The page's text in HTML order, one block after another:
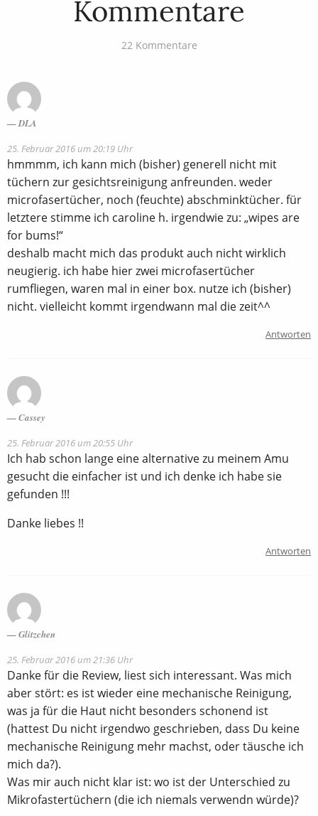
Kommentare
22 Kommentare
DLA
25. Februar 2016 um 20:19 Uhr
hmmmm, ich kann mich (bisher) generell nicht mit
tüchern zur gesichtsreinigung anfreunden. weder
microfasertücher, noch (feuchte) abschminktücher. für
letztere stimme ich caroline h. irgendwie zu: „wipes are
for bums!“
deshalb macht mich das produkt auch nicht wirklich
neugierig. ich habe hier zwei microfasertücher
rumfliegen, waren mal in einer box. nutze ich (bisher)
nicht. vielleicht kommt irgendwann mal die zeit^^
Antworten
Cassey
25. Februar 2016 um 20:55 Uhr
Ich hab schon lange eine alternative zu meinem Amu
gesucht die einfacher ist und ich denke ich habe sie
gefunden !!!
Danke liebes !!
Antworten
Glitzchen
25. Februar 2016 um 21:36 Uhr
Danke für die Review, liest sich interessant. Was mich
aber stört: es ist wieder eine mechanische Reinigung,
was ja für die Haut nicht besonders schonend ist
(hattest Du nicht irgendwo geschrieben, dass Du keine
mechanische Reinigung mehr machst, oder täusche ich
mich da?).
Was mir auch nicht klar ist: wo ist der Unterschied zu
Mikrofastertüchern (die ich niemals verwendn würde)?